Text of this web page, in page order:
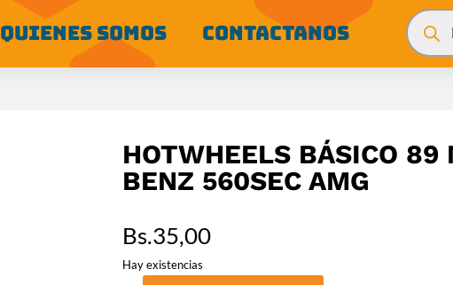
QUIENES SOMOS CONTACTANOS
de
HOTWHEELS BÁSICO 89
BENZ 560SEC AMG
Bs.35,00
Hay existencias